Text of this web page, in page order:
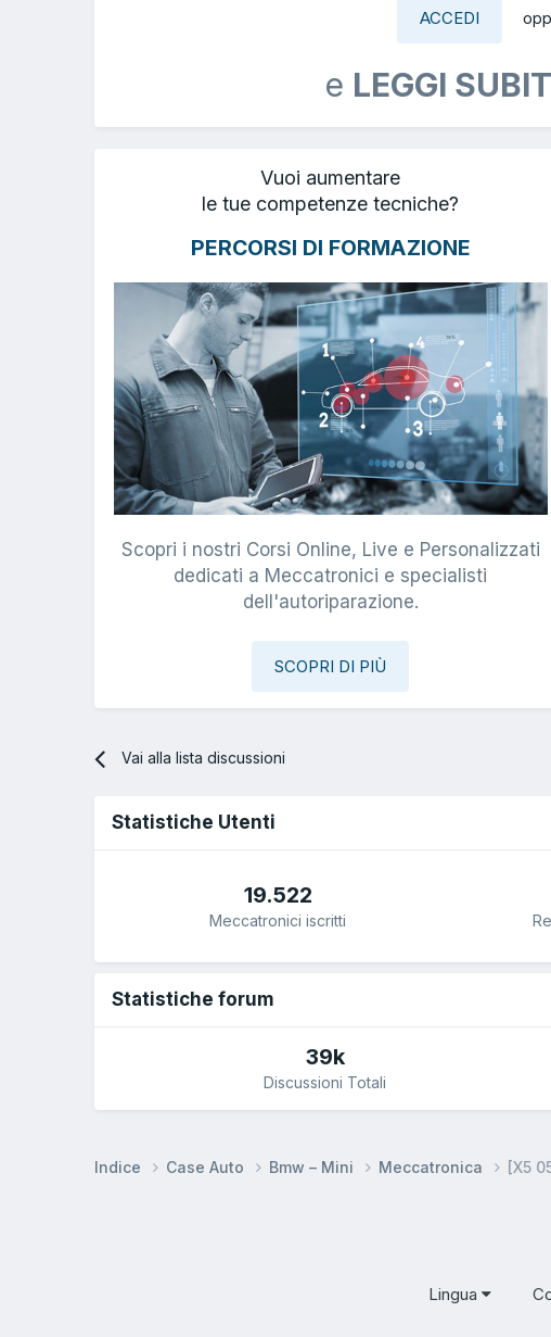
ACCEDI
e LEGGI
Vuoi aumentare
le tue competenze tecniche?
PERCORSI DI FORMAZIONE
Scopri i nostri Corsi Online, Live e Personalizzati
dedicati a Meccatronici e specialisti
dell'autoriparazione.
SCOPRI DI PIÙ
Vai alla lista discussioni
Statistiche Utenti
19.522
Meccatronici iscritti
Statistiche forum
39k
Discussioni Totali
Indice Case Auto Bmw – Mini Meccatronica [X5
Lingua